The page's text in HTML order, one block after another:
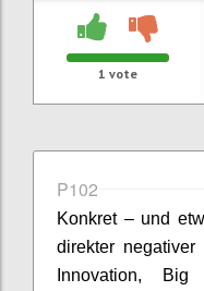
1 vote
P102
Konkret – und
direkter negativer
Innovation,